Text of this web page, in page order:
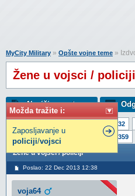
Možda tražite i:
Zaposljavanje u
policiji/vojsci
MyCity Military » Opšte vojne teme »
Žene u vojsci / policiji
Napiši novu temu
332
355 356 358 359
Žene u vojsci / policiji
Poslao: 22 Dec 2013 12:38
voja64